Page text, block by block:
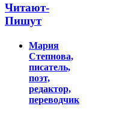
Читают-
Пишут
Мария
Степнова,
писатель,
поэт,
редактор,
переводчик